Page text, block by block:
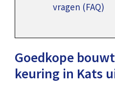
vragen (FAQ)
Goedkope
keuring in Kats